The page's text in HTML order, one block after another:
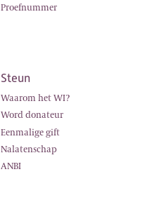
Proefnummer
Steun
Waarom het WI?
Word donateur
Eenmalige gift
Nalatenschap
ANBI